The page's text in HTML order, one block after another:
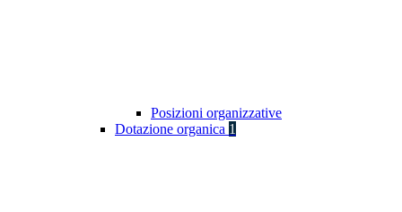
Posizioni organizzative
Dotazione organica 1